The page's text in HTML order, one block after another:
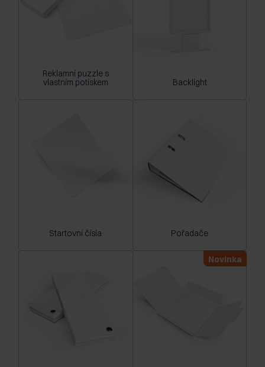
Reklamní puzzle s
vlastním potiskem
Backlight
Startovní čísla Pořadače
Novinka